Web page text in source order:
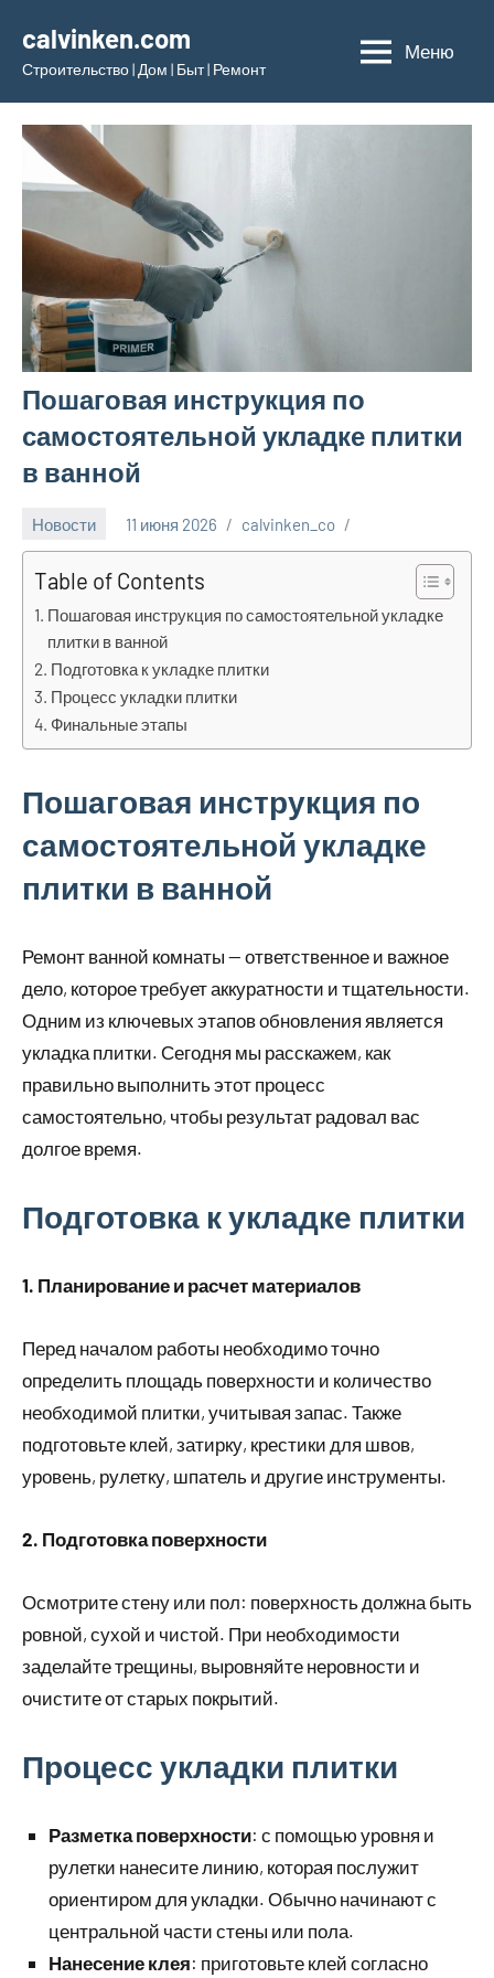
содержимому
calvinken.com
Строительство | Дом | Быт | Ремонт
Меню
Пошаговая инструкция по
самостоятельной укладке плитки
в ванной
Новости 11 июня 2026 calvinken_co
Table of Contents
Пошаговая инструкция по самостоятельной укладке
плитки в ванной
Подготовка к укладке плитки
Процесс укладки плитки
Финальные этапы
Пошаговая инструкция по
самостоятельной укладке
плитки в ванной
Ремонт ванной комнаты — ответственное и важное
дело, которое требует аккуратности и тщательности.
Одним из ключевых этапов обновления является
укладка плитки. Сегодня мы расскажем, как
правильно выполнить этот процесс
самостоятельно, чтобы результат радовал вас
долгое время.
Подготовка к укладке плитки
1. Планирование и расчет материалов
Перед началом работы необходимо точно
определить площадь поверхности и количество
необходимой плитки, учитывая запас. Также
подготовьте клей, затирку, крестики для швов,
уровень, рулетку, шпатель и другие инструменты.
2. Подготовка поверхности
Осмотрите стену или пол: поверхность должна быть
ровной, сухой и чистой. При необходимости
заделайте трещины, выровняйте неровности и
очистите от старых покрытий.
Процесс укладки плитки
Разметка поверхности: с помощью уровня и
рулетки нанесите линию, которая послужит
ориентиром для укладки. Обычно начинают с
центральной части стены или пола.
Нанесение клея: приготовьте клей согласно